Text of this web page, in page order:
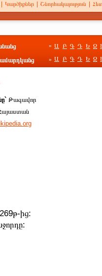
Կարծիքներ Շնորհակալություն
» Ա Բ Գ Դ Ե Զ
» Ա Բ Գ Դ Ե Զ
Թագավոր
ից: